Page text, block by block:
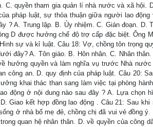
quyền tham gia quản lí nhà nước và xã hội.
pháp luật, sự thỏa thuận giữa người lao
? A. Trung lập. B. Ủy nhiệm. C. Gián đoạn. D.
D được hưởng chế độ trợ cấp đặc biệt. Ông
sự và kỉ luật. Câu 18: Vợ, chồng tôn trọng
đây? A. Tôn giáo. B. Hôn nhân. C. Nhân
hưởng quyền và làm nghĩa vụ trước Nhà
công an. D. quy định của pháp luật. Câu 20:
khai thác than sang làm việc tại phòng
động ở nội dung nào sau đây ? A. Lựa chọn
Giao kết hợp đồng lao động . Câu 21: Sau
ở nhà bố mẹ đẻ, chồng chị đã vui vẻ đồng ý.
quan hệ nhân thân. D. về quyền của công